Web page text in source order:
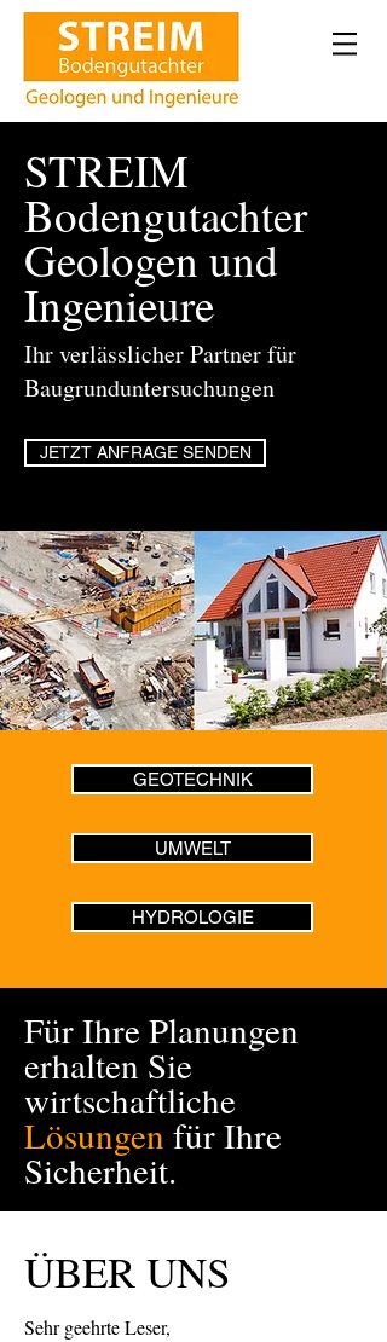
STREIM
Bodengutachter
Geologen und
Ingenieure
Ihr verlässlicher Partner für
Baugrunduntersuchungen
JETZT ANFRAGE SENDEN
​GEOTECHNIK
UMWELT
HYDROLOGIE
ÜBER UNS
Sehr geehrte Leser,
Für Ihre Planungen
erhalten Sie
wirtschaftliche
Lösungen für Ihre
Sicherheit.